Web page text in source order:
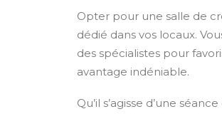
Opter pour une salle de
dédié dans vos locaux.
des spécialistes pour
avantage indéniable.
Qu’il s’agisse d’une